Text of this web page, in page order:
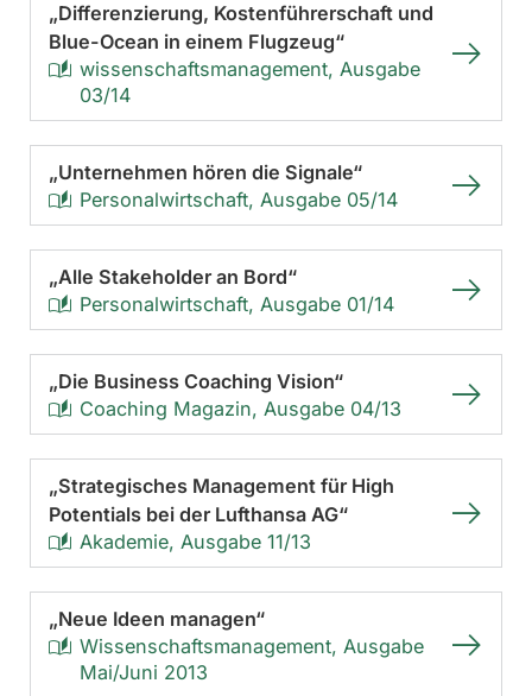
„Differenzierung, Kostenführerschaft und
Blue-Ocean in einem Flugzeug“
wissenschaftsmanagement, Ausgabe
03/14
„Unternehmen hören die Signale“
Personalwirtschaft, Ausgabe 05/14
„Alle Stakeholder an Bord“
Personalwirtschaft, Ausgabe 01/14
„Die Business Coaching Vision“
Coaching Magazin, Ausgabe 04/13
„Strategisches Management für High
Potentials bei der Lufthansa AG“
Akademie, Ausgabe 11/13
„Neue Ideen managen“
Wissenschaftsmanagement, Ausgabe
Mai/Juni 2013